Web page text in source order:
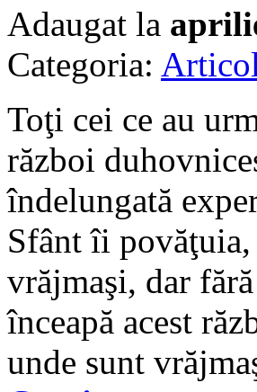
Adaugat la
Categoria:
Toţi cei ce au
război
îndelungată
Sfânt îi
vrăjmaşi, dar
înceapă acest
unde sunt